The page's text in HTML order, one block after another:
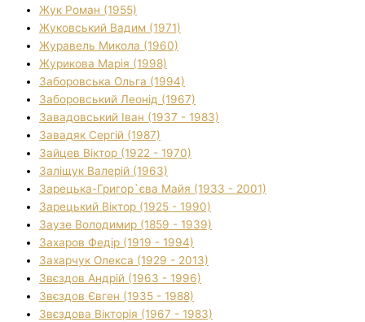
Жук Роман (1955)
Жуковський Вадим (1971)
Журавель Микола (1960)
Журикова Марія (1998)
Заборовська Ольга (1994)
Заборовський Леонід (1967)
Завадовський Іван (1937 - 1983)
Завадяк Сергій (1987)
Зайцев Віктор (1922 - 1970)
Заліщук Валерій (1963)
Зарецька-Григор`єва Майя (1933 - 2001)
Зарецький Віктор (1925 - 1990)
Заузе Володимир (1859 - 1939)
Захаров Федір (1919 - 1994)
Захарчук Олекса (1929 - 2013)
Звєздов Андрій (1963 - 1996)
Звєздов Євген (1935 - 1988)
Звєздова Вікторія (1967 - 1983)